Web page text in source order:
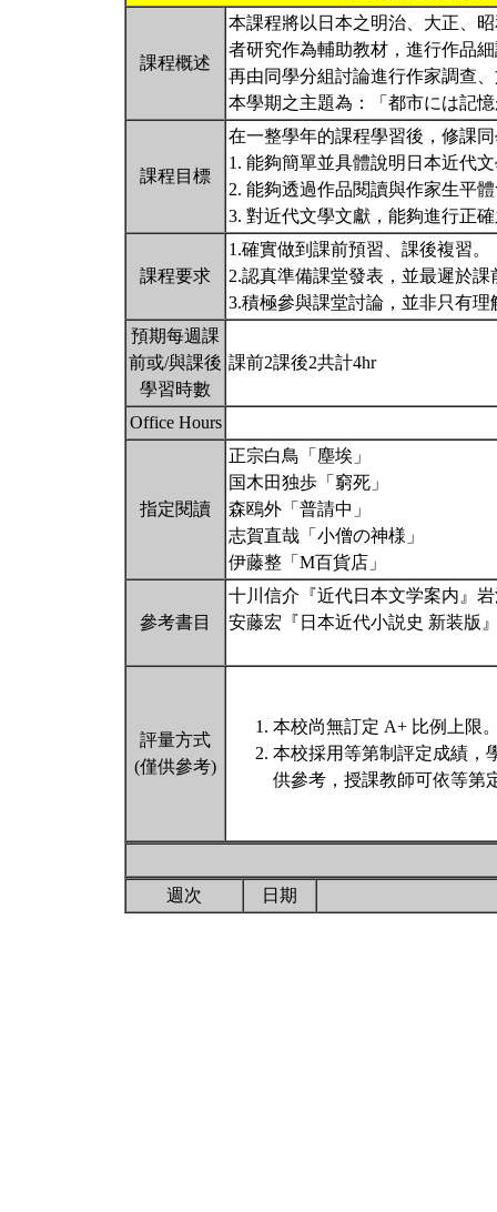
課程概述
本課程將以日本之明治、大正、
者研究作為輔助教材，進行作品
再由同學分組討論進行作家調查
本學期之主題為：「都市には記
課程目標
在一整學年的課程學習後，修課
1. 能夠簡單並具體說明日本近代
2. 能夠透過作品閱讀與作家生平
3. 對近代文學文獻，能夠進行正
課程要求
1.確實做到課前預習、課後複習。
2.認真準備課堂發表，並最遲於
3.積極參與課堂討論，並非只有
預期每週課
前或/與課後
學習時數
課前2課後2共計4hr
Office Hours
指定閱讀
正宗白鳥「塵埃」
国木田独歩「窮死」
森鴎外「普請中」
志賀直哉「小僧の神様」
伊藤整「M百貨店」
參考書目
十川信介『近代日本文学案内』
安藤宏『日本近代小説史 新装版
評量方式
(僅供參考)
本校尚無訂定 A+ 比例上限
本校採用等第制評定成績，
供參考，授課教師可依等第
週次 日期